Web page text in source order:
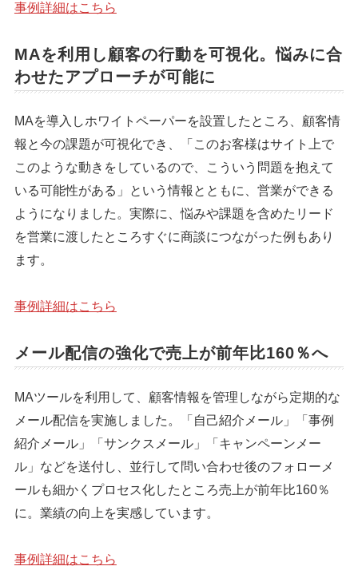
事例詳細はこちら
MAを利用し顧客の行動を可視化。悩みに合
わせたアプローチが可能に
MAを導入しホワイトペーパーを設置したところ、顧客情
報と今の課題が可視化でき、「このお客様はサイト上で
このような動きをしているので、こういう問題を抱えて
いる可能性がある」という情報とともに、営業ができる
ようになりました。実際に、悩みや課題を含めたリード
を営業に渡したところすぐに商談につながった例もあり
ます。
事例詳細はこちら
メール配信の強化で売上が前年比160％へ
MAツールを利用して、顧客情報を管理しながら定期的な
メール配信を実施しました。「自己紹介メール」「事例
紹介メール」「サンクスメール」「キャンペーンメー
ル」などを送付し、並行して問い合わせ後のフォローメ
ールも細かくプロセス化したところ売上が前年比160％
に。業績の向上を実感しています。
事例詳細はこちら